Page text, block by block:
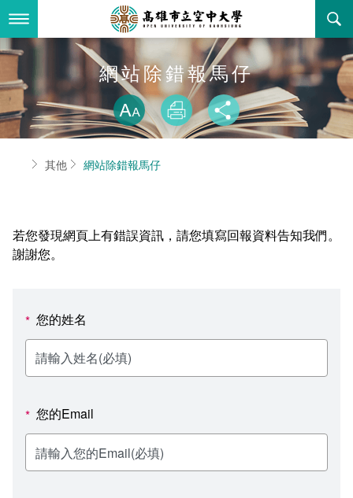
到
要
內最新消息
全部公告
教務公告
學系公告
活動研習
歷史訊息
新聞媒體專區
校園行事曆
報名系統
關於本校
空大簡介
立案證明
空大有利的學習條件
環境設備
本校位置
資訊圖像化專區
活動花絮
影音資訊
行政單位
行政單位簡介
校長室
教務處課務組
學習指導中心
輔導處
研發處
學術單位
通識教育中心
法律學系
大眾傳播學系
外國語文學系
文化藝術學系
其他好站
資訊相關法規
校務資訊
新生報名
在學資訊
校務系統
課程大綱
網路選課
校內系統
資訊服務線上報修系統
消耗品申請
問卷調查
法令規章
網站除錯報馬仔
略過字型切
放大
列印 分享
首頁其他 網站除錯報馬仔
若您發現網頁上有錯誤資訊，請您填寫回報資料告知我們。
謝謝您。
* 您的姓名
* 您的Email